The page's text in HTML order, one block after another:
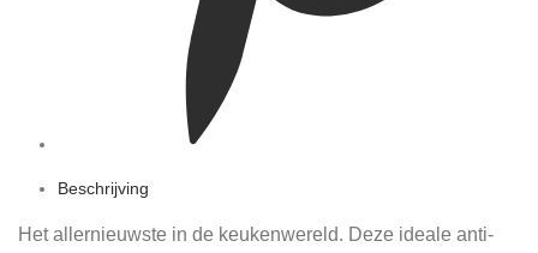
Beschrijving
Het allernieuwste in de keukenwereld. Deze ideale anti-